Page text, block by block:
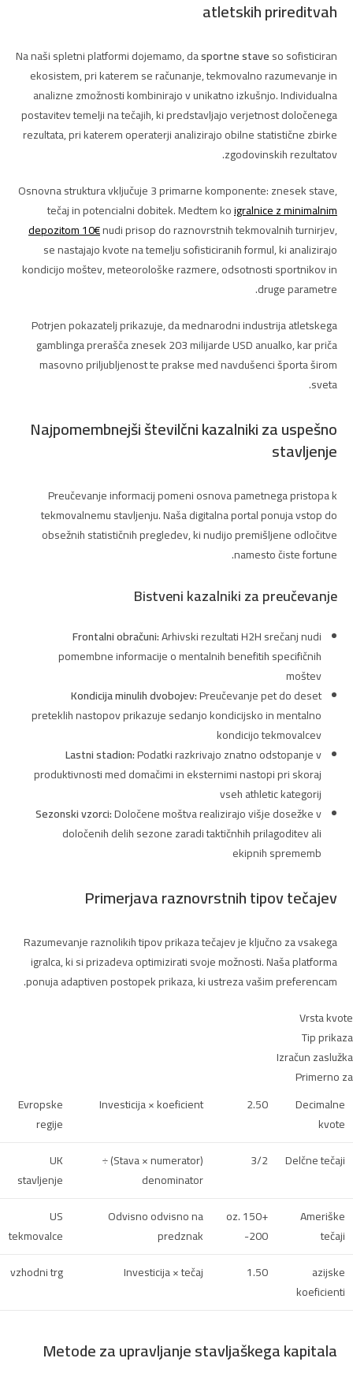
atletskih prireditvah
Na naši spletni platformi dojemamo, dasportne staveso sofisticiran
ekosistem, pri katerem se računanje, tekmovalno razumevanje in
analizne zmožnosti kombinirajo v unikatno izkušnjo. Individualna
postavitev temelji na tečajih, ki predstavljajo verjetnost določenega
rezultata, pri katerem operaterji analizirajo obilne statistične zbirke
zgodovinskih rezultatov.
Osnovna struktura vključuje 3 primarne komponente: znesek stave,
tečaj in potencialni dobitek. Medtem koigralnice z minimalnim
depozitom 10€nudi prisop do raznovrstnih tekmovalnih turnirjev,
se nastajajo kvote na temelju sofisticiranih formul, ki analizirajo
kondicijo moštev, meteorološke razmere, odsotnosti sportnikov in
druge parametre.
Potrjen pokazatelj prikazuje, da mednarodni industrija atletskega
gamblinga prerašča znesek 203 milijarde USD anualko, kar priča
masovno priljubljenost te prakse med navdušenci športa širom
sveta.
Najpomembnejši številčni kazalniki za uspešno
stavljenje
Preučevanje informacij pomeni osnova pametnega pristopa k
tekmovalnemu stavljenju. Naša digitalna portal ponuja vstop do
obsežnih statističnih pregledev, ki nudijo premišljene odločitve
namesto čiste fortune.
Bistveni kazalniki za preučevanje
Frontalni obračuni:Arhivski rezultati H2H srečanj nudi
pomembne informacije o mentalnih benefitih specifičnih
moštev
Kondicija minulih dvobojev:Preučevanje pet do deset
preteklih nastopov prikazuje sedanjo kondicijsko in mentalno
kondicijo tekmovalcev
Lastni stadion:Podatki razkrivajo znatno odstopanje v
produktivnosti med domačimi in eksternimi nastopi pri skoraj
vseh athletic kategorij
Sezonski vzorci:Določene moštva realizirajo višje dosežke v
določenih delih sezone zaradi taktičnhih prilagoditev ali
ekipnih sprememb
Primerjava raznovrstnih tipov tečajev
Razumevanje raznolikih tipov prikaza tečajev je ključno za vsakega
igralca, ki si prizadeva optimizirati svoje možnosti. Naša platforma
ponuja adaptiven postopek prikaza, ki ustreza vašim preferencam.
Vrsta kvote
Tip prikaza
Izračun zaslužka
Primerno za
Decimalne
kvote
2.50
Investicija × koeficient
Evropske
regije
Delčne tečaji
3/2
(Stava × numerator) ÷
denominator
UK
stavljenje
Ameriške
tečaji
+150 oz.
-200
Odvisno odvisno na
predznak
US
tekmovalce
azijske
koeficienti
1.50
Investicija × tečaj
vzhodni trg
Metode za upravljanje stavljaškega kapitala